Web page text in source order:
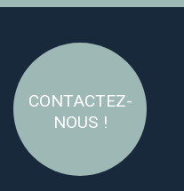
CONTACTEZ-
NOUS !